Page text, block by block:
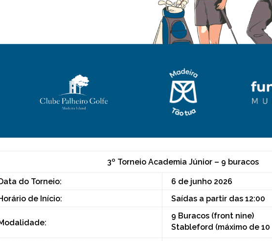
3º Torneio Academia Júnior – 9 buracos
do Torneio:
6 de junho 2026
de Início:
Saídas a partir das 12:00
9 Buracos (front nine)
Stableford (máximo de